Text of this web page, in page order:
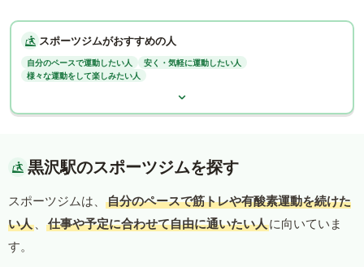
スポーツジムがおすすめの人
自分のペースで運動したい人
安く・気軽に運動したい人
様々な運動をして楽しみたい人
黒沢駅のスポーツジムを探す
スポーツジムは、
自分のペースで筋トレや有酸素運動を続けた
い人 、 仕事や予定に合わせて自由に通いたい人に向いていま
す。